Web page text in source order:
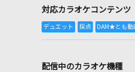
対応カラオケコンテンツ
配信中のカラオケ機種